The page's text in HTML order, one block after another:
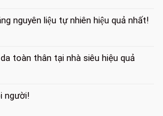
nguyên liệu tự nhiên hiệu quả nhất!
toàn thân tại nhà siêu hiệu quả
người!